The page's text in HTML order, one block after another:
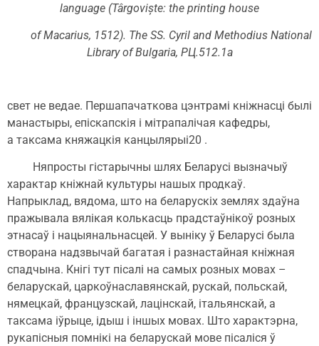
language (Târgoviște: the printing house
of Macarius, 1512). The SS. Cyril and Methodius National
Library of Bulgaria, РЦ.512.1а
свет не ведае. Першапачаткова цэнтрамі кніжнасці былі
манастыры, епіскапскія і мітрапалічая кафедры,
а таксама княжацкія канцылярыі20 .
Няпросты гістарычны шлях Беларусі вызначыў
характар кніжнай культуры нашых продкаў.
Напрыклад, вядома, што на беларускіх землях здаўна
пражывала вялікая колькасць прадстаўнікоў розных
этнасаў і нацыянальнасцей. У выніку ў Беларусі была
створана надзвычай багатая і разнастайная кніжная
спадчына. Кнігі тут пісалі на самых розных мовах –
беларускай, царкоўнаславянскай, рускай, польскай,
нямецкай, французскай, лацінскай, італьянскай, а
таксама іўрыце, ідыш і іншых мовах. Што характэрна,
рукапісныя помнікі на беларускай мове пісаліся ў